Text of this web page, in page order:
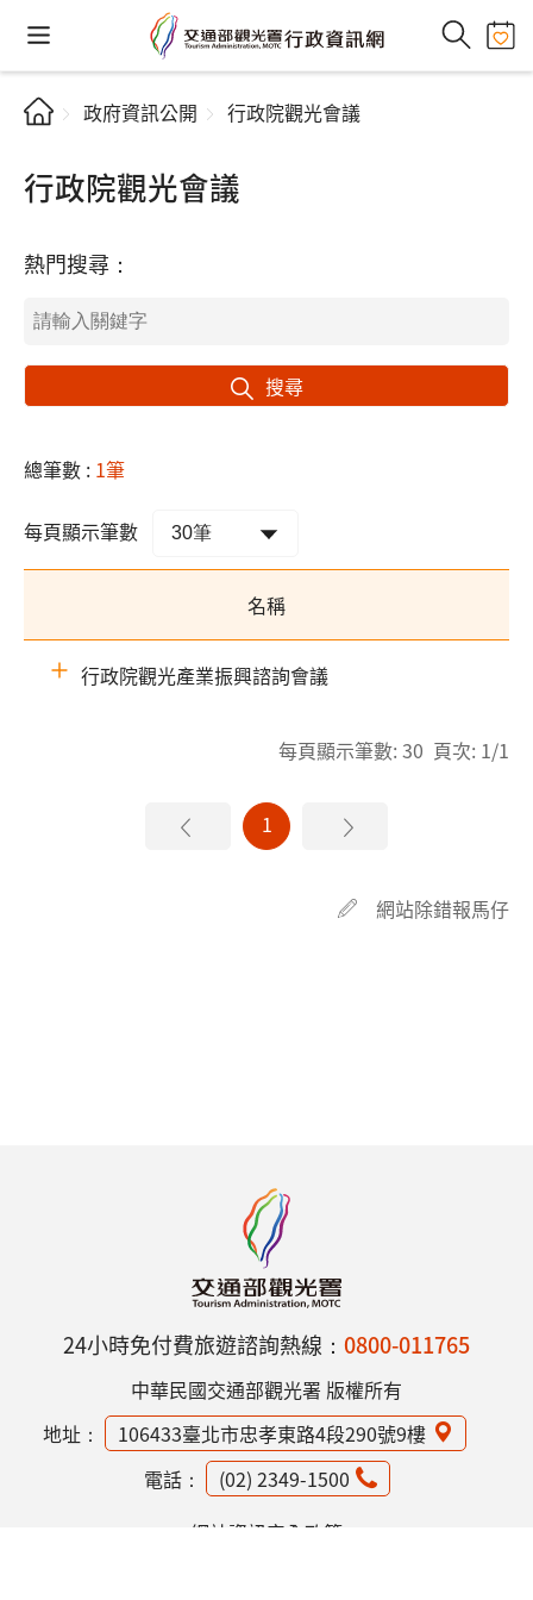
政府資訊公開 行政院觀光會議
行政院觀光會議
熱門搜尋：
搜尋
總筆數 : 1筆
每頁顯示筆數
名稱
行政院觀光產業振興諮詢會議
每頁顯示筆數: 30 頁次: 1/1
1
網站除錯報馬仔
24小時免付費旅遊諮詢熱線： 0800-011765
中華民國交通部觀光署 版權所有
地址：
106433臺北市忠孝東路4段290號9樓
電話：
(02) 2349-1500
網站資訊安全政策